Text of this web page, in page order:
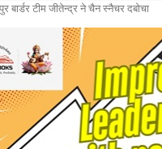
बार्डर टीम जीतेन्द्र ने चैन स्नैचर दबोचा